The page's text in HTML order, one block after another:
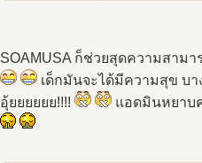
SOAMUSA ก็ช่วยสุดความสาม
เด็กมันจะได้มีความสุข บา
อุ้ยยยยยย!!!!
แอดมินหยาบ